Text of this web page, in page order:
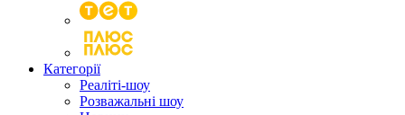
Категорії
Реаліті-шоу
Розважальні шоу